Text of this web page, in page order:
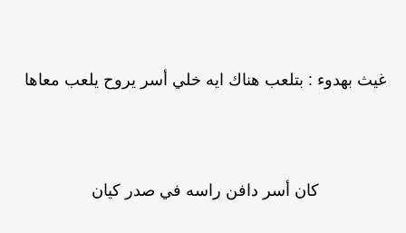
غيث بهدوء : بتلعب هناك ايه خلي أسر يروح يلعب معاها
كان أسر دافن راسه في صدر كيان